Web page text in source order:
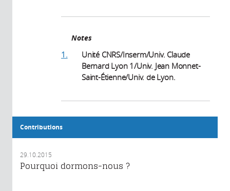
Notes
1.
Unité CNRS/Inserm/Univ. Claude
Bernard Lyon 1/Univ. Jean Monnet-
Saint-Étienne/Univ. de Lyon.
Contributions
29.10.2015
Pourquoi dormons-nous ?